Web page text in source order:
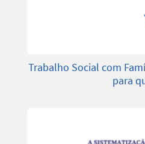
Trabalho Social com
para